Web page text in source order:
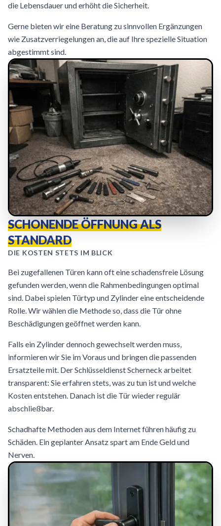
die Lebensdauer und erhöht die Sicherheit.
Gerne bieten wir eine Beratung zu sinnvollen Ergänzungen
wie Zusatzverriegelungen an, die auf Ihre spezielle Situation
abgestimmt sind.
SCHONENDE ÖFFNUNG ALS
STANDARD
DIE KOSTEN STETS IM BLICK
Bei zugefallenen Türen kann oft eine schadensfreie Lösung
gefunden werden, wenn die Rahmenbedingungen optimal
sind. Dabei spielen Türtyp und Zylinder eine entscheidende
Rolle. Wir wählen die Methode so, dass die Tür ohne
Beschädigungen geöffnet werden kann.
Falls ein Zylinder dennoch gewechselt werden muss,
informieren wir Sie im Voraus und bringen die passenden
Ersatzteile mit. Der Schlüsseldienst Scherneck arbeitet
transparent: Sie erfahren stets, was zu tun ist und welche
Kosten entstehen. Danach ist die Tür wieder regulär
abschließbar.
Schadhafte Methoden aus dem Internet führen häufig zu
Schäden. Ein geplanter Ansatz spart am Ende Geld und
Nerven.